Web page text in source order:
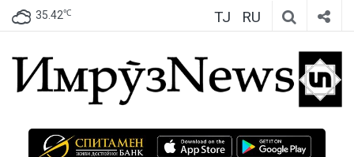
35.42℃ TJ RU
ИмрӯзNews